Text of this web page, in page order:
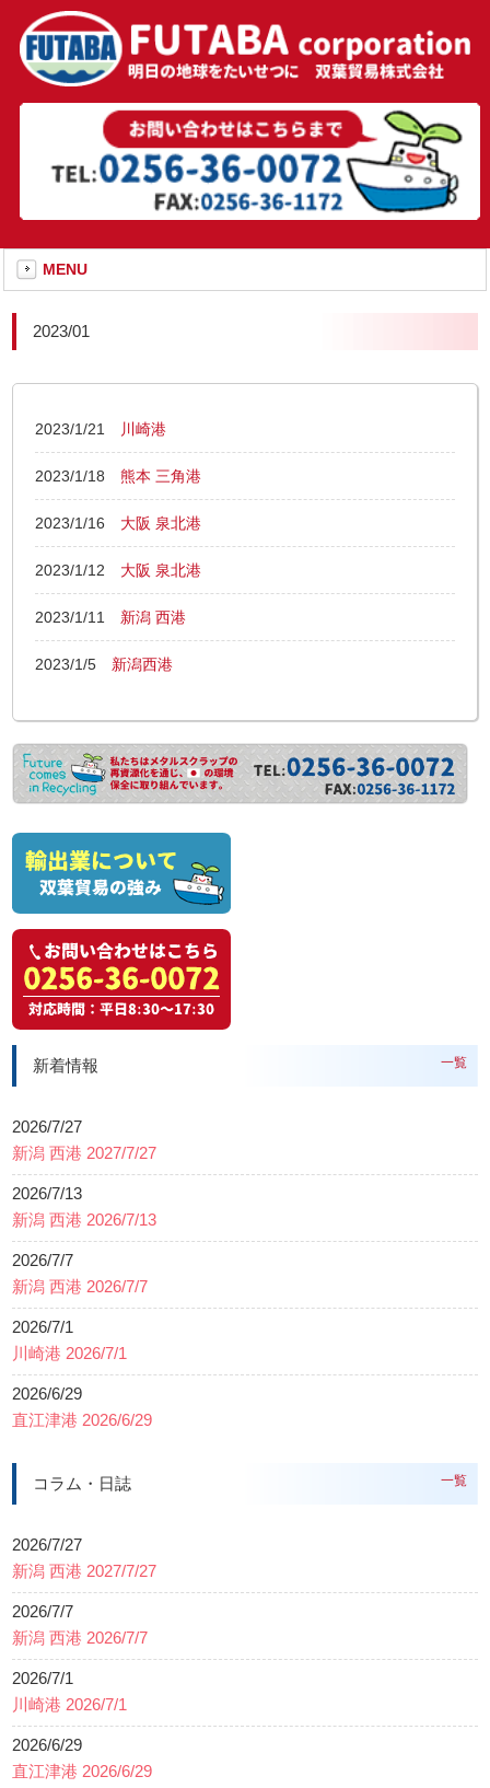
MENU
2023/01
2023/1/21 川崎港
2023/1/18 熊本 三角港
2023/1/16 大阪 泉北港
2023/1/12 大阪 泉北港
2023/1/11 新潟 西港
2023/1/5 新潟西港
新着情報 一覧
2026/7/27
新潟 西港 2027/7/27
2026/7/13
新潟 西港 2026/7/13
2026/7/7
新潟 西港 2026/7/7
2026/7/1
川崎港 2026/7/1
2026/6/29
直江津港 2026/6/29
コラム・日誌 一覧
2026/7/27
新潟 西港 2027/7/27
2026/7/7
新潟 西港 2026/7/7
2026/7/1
川崎港 2026/7/1
2026/6/29
直江津港 2026/6/29